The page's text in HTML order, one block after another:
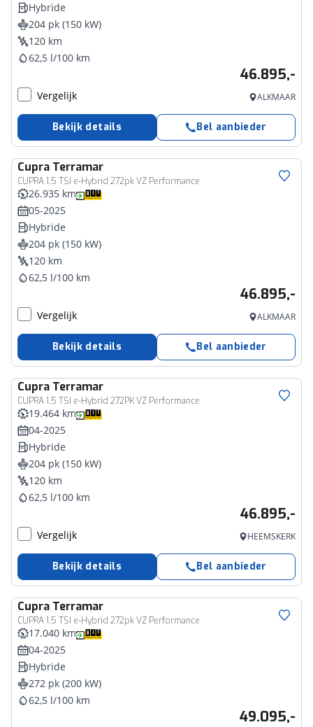
Hybride
204 pk (150 kW)
120 km
62,5 l/100 km
46.895,-
Vergelijk ALKMAAR
Bekijk details Bel aanbieder
Cupra Terramar
CUPRA 1.5 TSI e-Hybrid 272pk VZ Performance
26.935 km
05-2025
Hybride
204 pk (150 kW)
120 km
62,5 l/100 km
46.895,-
Vergelijk ALKMAAR
Bekijk details Bel aanbieder
Cupra Terramar
CUPRA 1.5 TSI e-Hybrid 272PK VZ Performance
19.464 km
04-2025
Hybride
204 pk (150 kW)
120 km
62,5 l/100 km
46.895,-
Vergelijk HEEMSKERK
Bekijk details Bel aanbieder
Cupra Terramar
CUPRA 1.5 TSI e-Hybrid 272pk VZ Performance
17.040 km
04-2025
Hybride
272 pk (200 kW)
62,5 l/100 km
49.095,-